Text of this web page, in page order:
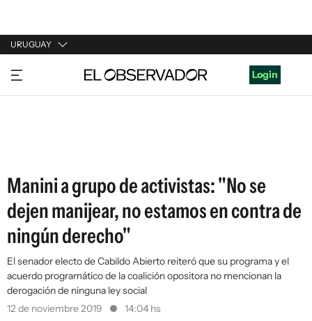
URUGUAY
URUGUAY
ARGENTINA
Login
Manini a grupo de activistas: "No se
dejen manijear, no estamos en contra de
ningún derecho"
El senador electo de Cabildo Abierto reiteró que su programa y el
acuerdo programático de la coalición opositora no mencionan la
derogación de ninguna ley social
12 de noviembre 2019
14:04 hs